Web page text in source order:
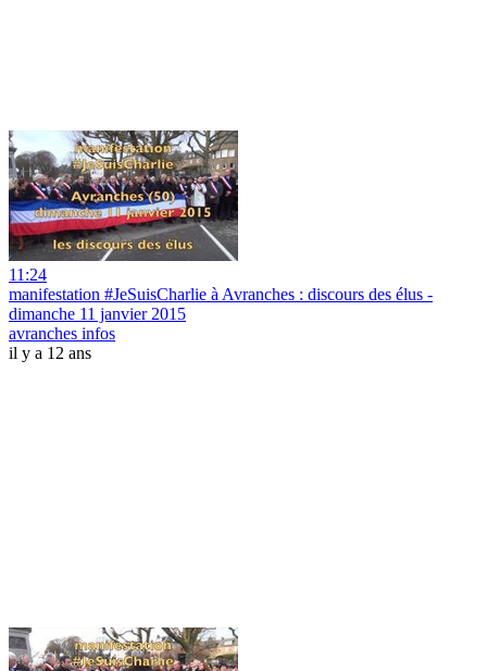
11:24
manifestation #JeSuisCharlie à Avranches : discours des élus -
dimanche 11 janvier 2015
avranches infos
il y a 12 ans